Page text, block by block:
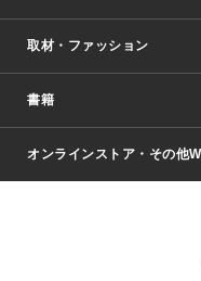
少年マンガ
Vジャンプ
週刊ヤングジャンプ
少女マンガ
取材・ファッション
Seventeen
芸能・情報・スポーツ
書籍
文芸・文庫・総合
ライトノベル・ノベラ
オンラインストア・その他